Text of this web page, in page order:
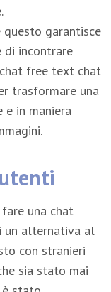
garantisce
di incontrare
free text chat
trasformare una
in maniera
una chat
un alternativa al
con stranieri
sia stato mai